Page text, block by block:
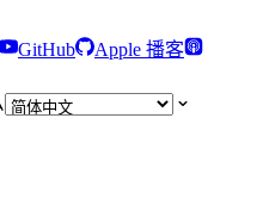
GitHub
Apple 播客